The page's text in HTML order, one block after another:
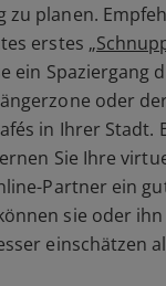
zu planen.
erstes „
ein Spaziergang
oder
in Ihrer Stadt.
Sie Ihre
Partner ein
sie oder
einschätzen